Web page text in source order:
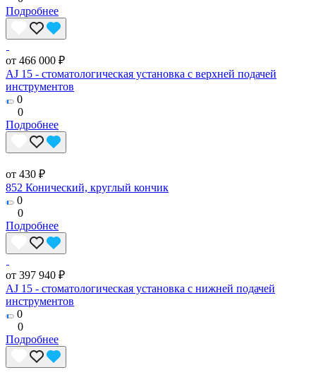
Подробнее
от 466 000 ₽
AJ 15 - стоматологическая установка с верхней подачей
инструментов
0
0
Подробнее
от 430 ₽
852 Конический, круглый кончик
0
0
Подробнее
от 397 940 ₽
AJ 15 - стоматологическая установка с нижней подачей
инструментов
0
0
Подробнее